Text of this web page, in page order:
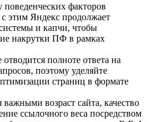
поведенческих факторов
с этим Яндекс продолжает
и капчи, чтобы
накрутки ПФ в рамках
полноте ответа на
поэтому уделяйте
страниц в формате
возраст сайта, качество
ссылочного веса посредством